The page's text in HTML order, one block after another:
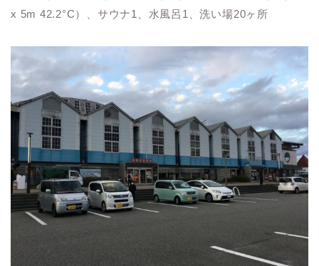
x 5m 42.2°C）、サウナ1、水風呂1、洗い場20ヶ所